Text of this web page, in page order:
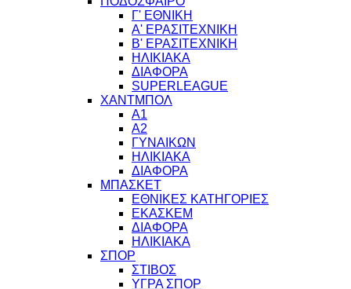
Γ' ΕΘΝΙΚΗ
Α' ΕΡΑΣΙΤΕΧΝΙΚΗ
Β' ΕΡΑΣΙΤΕΧΝΙΚΗ
ΗΛΙΚΙΑΚΑ
ΔΙΑΦΟΡΑ
SUPERLEAGUE
ΧΑΝΤΜΠΟΛ
Α1
Α2
ΓΥΝΑΙΚΩΝ
ΗΛΙΚΙΑΚΑ
ΔΙΑΦΟΡΑ
ΜΠΑΣΚΕΤ
ΕΘΝΙΚΕΣ ΚΑΤΗΓΟΡΙΕΣ
ΕΚΑΣΚΕΜ
ΔΙΑΦΟΡΑ
ΗΛΙΚΙΑΚΑ
ΣΠΟΡ
ΣΤΙΒΟΣ
ΥΓΡΑ ΣΠΟΡ